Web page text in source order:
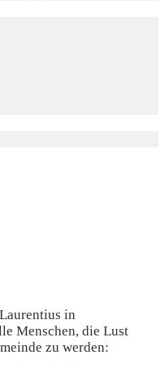
in
Menschen, die Lust
zu werden: